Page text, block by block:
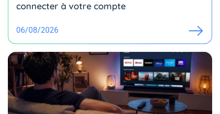
connecter à votre compte
06/08/2026